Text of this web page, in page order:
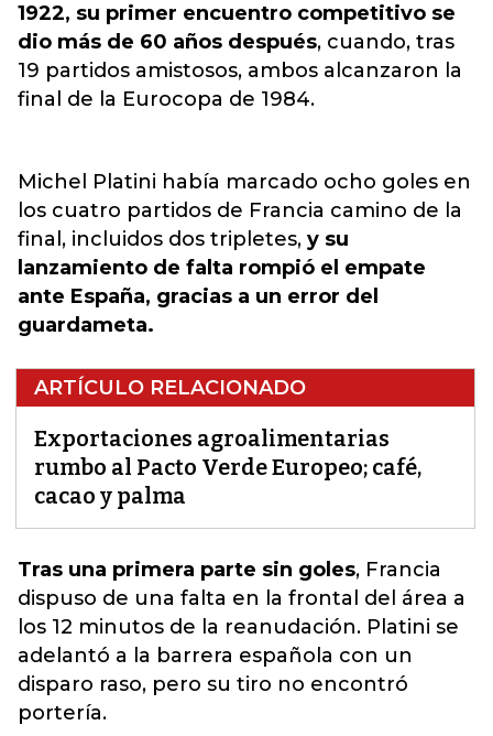
1922, su primer encuentro competitivo se
dio más de 60 años después, cuando, tras
19 partidos amistosos, ambos alcanzaron la
final de la Eurocopa de 1984.
Michel Platini había marcado ocho goles en
los cuatro partidos de Francia camino de la
final, incluidos dos tripletes, y su
lanzamiento de falta rompió el empate
ante España, gracias a un error del
guardameta.
ARTÍCULO RELACIONADO
Exportaciones agroalimentarias
rumbo al Pacto Verde Europeo; café,
cacao y palma
Tras una primera parte sin goles, Francia
dispuso de una falta en la frontal del área a
los 12 minutos de la reanudación. Platini se
adelantó a la barrera española con un
disparo raso, pero su tiro no encontró
portería.